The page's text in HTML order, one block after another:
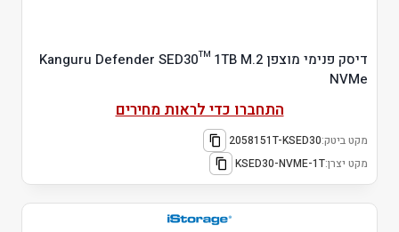
דיסק פנימי מוצפן Kanguru Defender SED30™ 1TB M.2
NVMe
התחברו כדי לראות מחירים
מקט ביטק:2058151T-KSED30
מקט יצרן:KSED30-NVME-1T